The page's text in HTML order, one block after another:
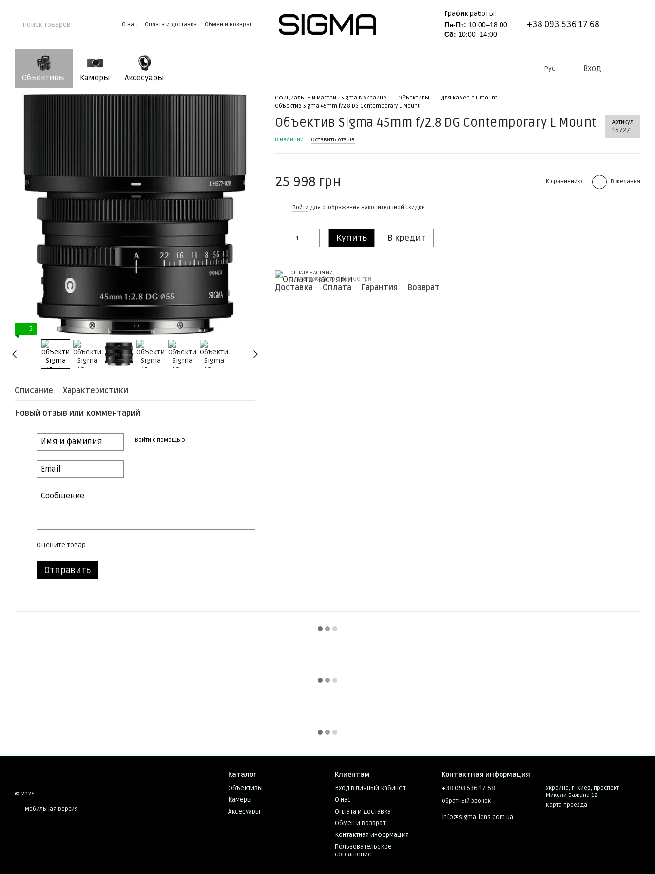
О нас Оплата и доставка
Обмен и возврат
График работы:
Пн-Пт: 10:00–18:00
Сб: 10:00–14:00
+38 093 536 17 68
Объективы Камеры Аксесуары
Рус Вход
5
Описание Характеристики
Новый отзыв или комментарий
Войти с помощью
Оцените товар
Отправить
Официальный магазин Sigma в Украине Объективы
Для камер c L-mount
Объектив Sigma 45mm f/2.8 DG Contemporary L Mount
Объектив Sigma 45mm f/2.8 DG Contemporary L Mount Артикул
16727
В наличии Оставить отзыв
25 998 грн К сравнению В желания
Войти для отображения накопительной скидки
Купить В кредит
ОПЛАТА ЧАСТЯМИ
5 платежей по 5 199.60 грн
Доставка Оплата Гарантия Возврат
© 2026
Мобильная версия
Каталог
Объективы
Камеры
Аксесуары
Клиентам
Вход в личный кабинет
О нас
Оплата и доставка
Обмен и возврат
Контактная информация
Пользовательское
соглашение
Контактная информация
+38 093 536 17 68
Обратный звонок
info@sigma-lens.com.ua
Украина, г. Киев, проспект
Миколи Бажана 12
Карта проезда